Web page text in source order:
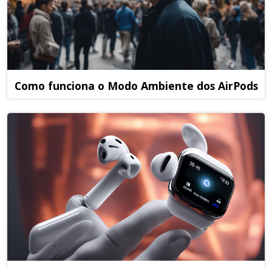
Como funciona o Modo Ambiente dos AirPods